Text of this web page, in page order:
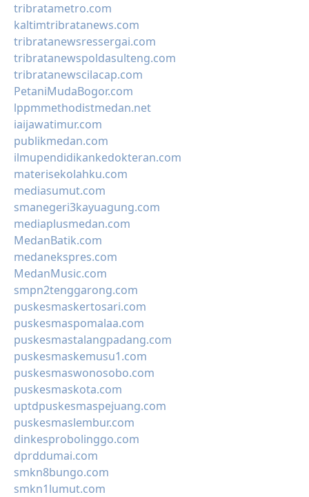
tribratametro.com
kaltimtribratanews.com
tribratanewsressergai.com
tribratanewspoldasulteng.com
tribratanewscilacap.com
PetaniMudaBogor.com
lppmmethodistmedan.net
iaijawatimur.com
publikmedan.com
ilmupendidikankedokteran.com
materisekolahku.com
mediasumut.com
smanegeri3kayuagung.com
mediaplusmedan.com
MedanBatik.com
medanekspres.com
MedanMusic.com
smpn2tenggarong.com
puskesmaskertosari.com
puskesmaspomalaa.com
puskesmastalangpadang.com
puskesmaskemusu1.com
puskesmaswonosobo.com
puskesmaskota.com
uptdpuskesmaspejuang.com
puskesmaslembur.com
dinkesprobolinggo.com
dprddumai.com
smkn8bungo.com
smkn1lumut.com